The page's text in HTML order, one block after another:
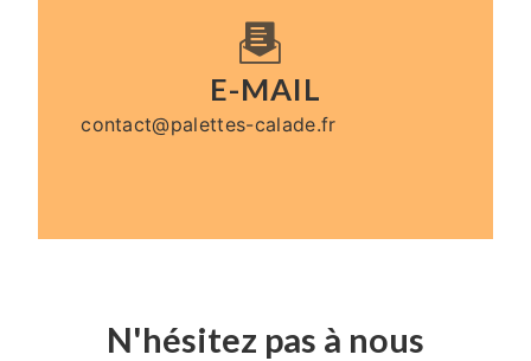
N'hésitez pas à nous
E-MAIL
contact@palettes-calade.fr